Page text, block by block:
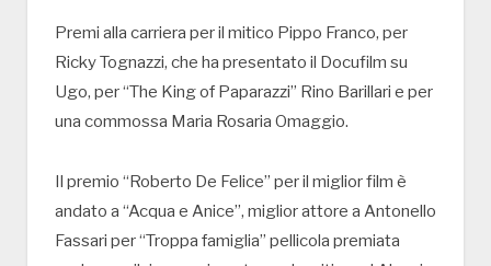
Premi alla carriera per il mitico Pippo Franco, per
Ricky Tognazzi, che ha presentato il Docufilm su
Ugo, per “The King of Paparazzi” Rino Barillari e per
una commossa Maria Rosaria Omaggio.
Il premio “Roberto De Felice” per il miglior film è
andato a “Acqua e Anice”, miglior attore a Antonello
Fassari per “Troppa famiglia” pellicola premiata